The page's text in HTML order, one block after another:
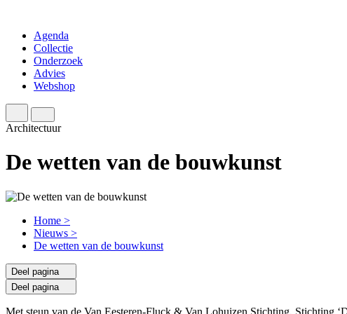
Agenda
Collectie
Onderzoek
Advies
Webshop
Architectuur
De wetten van de bouwkunst
Home >
Nieuws >
De wetten van de bouwkunst
Deel pagina
Deel pagina
Met steun van de Van Eesteren-Fluck & Van Lohuizen Stichting, Stichting